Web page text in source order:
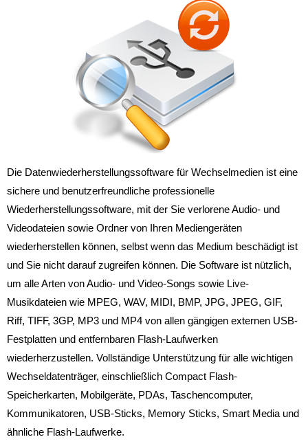
Die Datenwiederherstellungssoftware für Wechselmedien ist eine
sichere und benutzerfreundliche professionelle
Wiederherstellungssoftware, mit der Sie verlorene Audio- und
Videodateien sowie Ordner von Ihren Mediengeräten
wiederherstellen können, selbst wenn das Medium beschädigt ist
und Sie nicht darauf zugreifen können. Die Software ist nützlich,
um alle Arten von Audio- und Video-Songs sowie Live-
Musikdateien wie MPEG, WAV, MIDI, BMP, JPG, JPEG, GIF,
Riff, TIFF, 3GP, MP3 und MP4 von allen gängigen externen USB-
Festplatten und entfernbaren Flash-Laufwerken
wiederherzustellen. Vollständige Unterstützung für alle wichtigen
Wechseldatenträger, einschließlich Compact Flash-
Speicherkarten, Mobilgeräte, PDAs, Taschencomputer,
Kommunikatoren, USB-Sticks, Memory Sticks, Smart Media und
ähnliche Flash-Laufwerke.